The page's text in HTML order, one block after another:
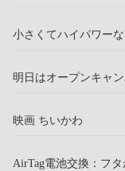
小さくてハイパワー
明日はオープンキャ
映画 ちいかわ
AirTag電池交換：フ